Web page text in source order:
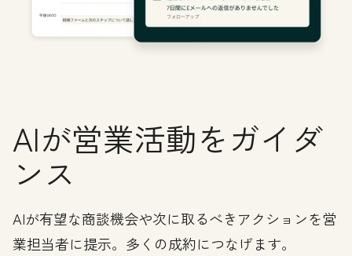
AIが営業活動をガイダ
ンス
AIが有望な商談機会や次に取るべきアクションを営
業担当者に提示。多くの成約につなげます。